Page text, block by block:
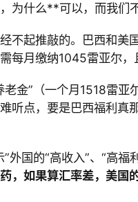
为什么**可以，而我们
不起推敲的。巴西和美
每月缴纳1045雷亚尔，
金”（一个月 1518雷亚
听点，要是巴西福利真
外国的“高收入”、“高
，如果算汇率差，美国